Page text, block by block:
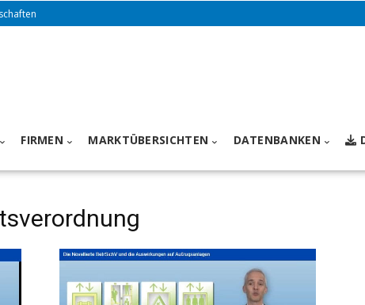
FIRMEN MARKTÜBERSICHTEN DATENBANKEN